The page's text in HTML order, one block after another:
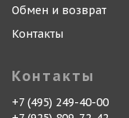
Обмен и возврат
Контакты
Контакты
+7 (495) 249-40-00